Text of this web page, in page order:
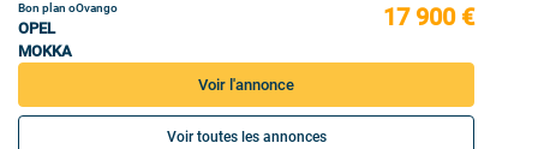
Bon plan oOvango
OPEL
MOKKA
17 900 €
Voir l'annonce
Voir toutes les annonces